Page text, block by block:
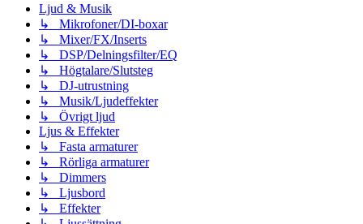
Ljud & Musik
↳ Mikrofoner/DI-boxar
↳ Mixer/FX/Inserts
↳ DSP/Delningsfilter/EQ
↳ Högtalare/Slutsteg
↳ DJ-utrustning
↳ Musik/Ljudeffekter
↳ Övrigt ljud
Ljus & Effekter
↳ Fasta armaturer
↳ Rörliga armaturer
↳ Dimmers
↳ Ljusbord
↳ Effekter